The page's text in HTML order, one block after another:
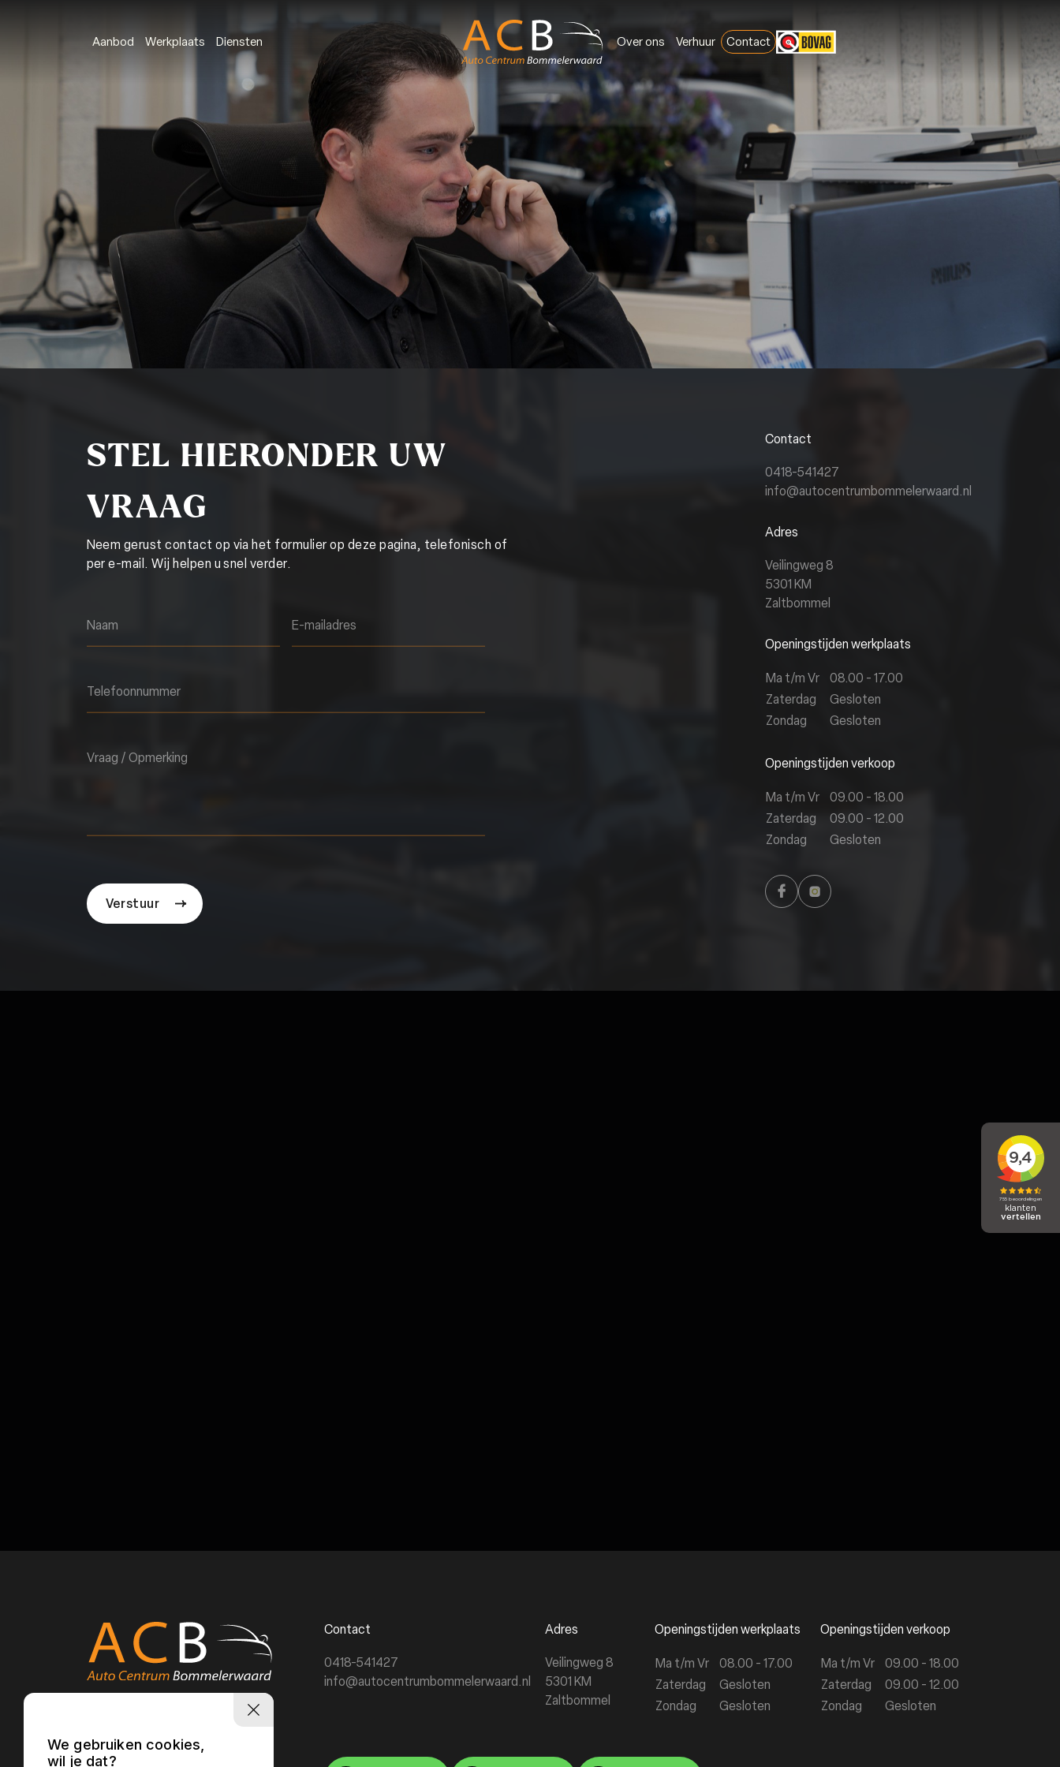
Aanbod Werkplaats Diensten Over ons Verhuur Contact
STEL HIERONDER UW
VRAAG
Neem gerust contact op via het formulier op deze pagina, telefonisch of
per e-mail. Wij helpen u snel verder.
Naam E-mailadres
Telefoonnummer
Vraag / Opmerking
Verstuur
Contact
0418-541427
info@autocentrumbommelerwaard.nl
Adres
Veilingweg 8
5301 KM
Zaltbommel
Openingstijden werkplaats
Ma t/m Vr
08.00 - 17.00
Zaterdag
Gesloten
Zondag
Gesloten
Openingstijden verkoop
Ma t/m Vr
09.00 - 18.00
Zaterdag
09.00 - 12.00
Zondag
Gesloten
Heb je vragen?
Contact
0418-541427
info@autocentrumbommelerwaard.nl
Adres
Veilingweg 8
5301 KM
Zaltbommel
Openingstijden werkplaats
Ma t/m Vr
08.00 - 17.00
Zaterdag
Gesloten
Zondag
Gesloten
Openingstijden verkoop
Ma t/m Vr
09.00 - 18.00
Zaterdag
09.00 - 12.00
Zondag
Gesloten
We gebruiken cookies,
wil je dat?